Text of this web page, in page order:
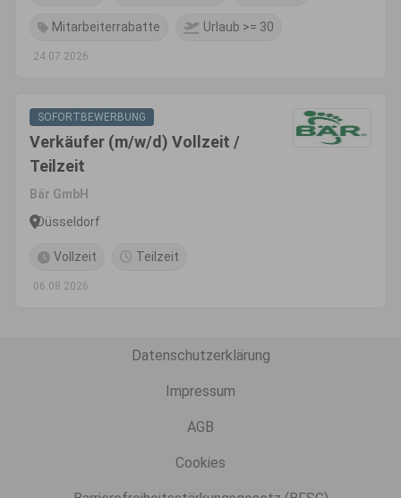
Mitarbeiterrabatte Urlaub >= 30
24.07.2026
SOFORTBEWERBUNG
Verkäufer (m/w/d) Vollzeit /
Teilzeit
Bär GmbH
Düsseldorf
Vollzeit Teilzeit
06.08.2026
Datenschutzerklärung
Impressum
AGB
Cookies